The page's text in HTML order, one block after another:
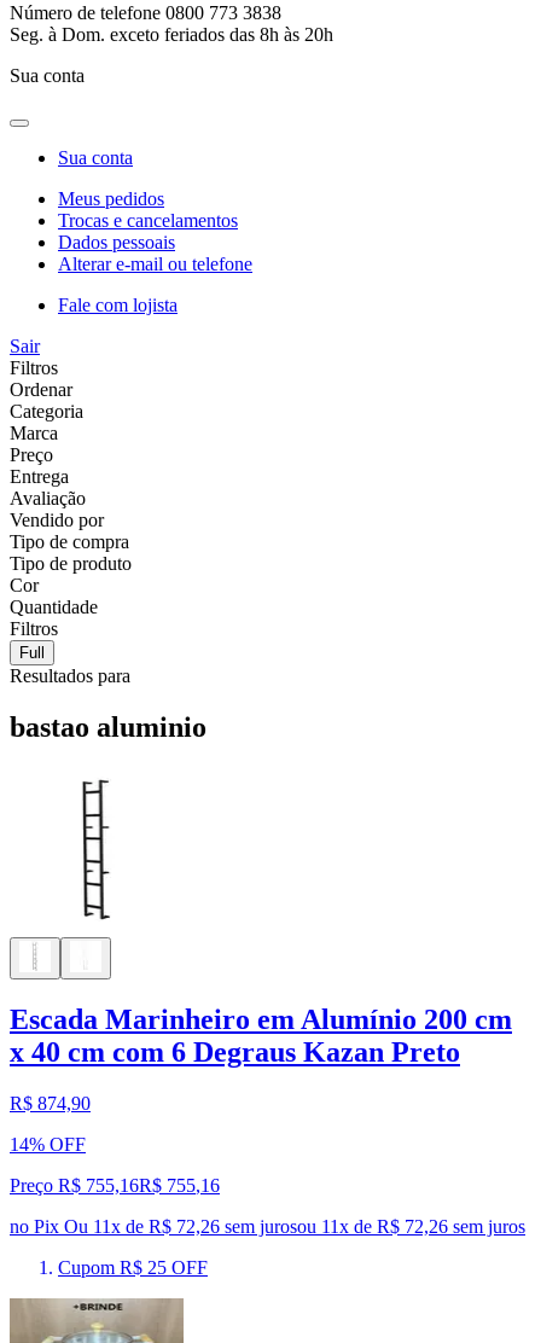
Número de telefone 0800 773 3838
Seg. à Dom. exceto feriados das 8h às 20h
Sua conta
Sua conta
Meus pedidos
Trocas e cancelamentos
Dados pessoais
Alterar e-mail ou telefone
Fale com lojista
Sair
Filtros
Ordenar
Categoria
Marca
Preço
Entrega
Avaliação
Vendido por
Tipo de compra
Tipo de produto
Cor
Quantidade
Filtros
Full
Resultados para
bastao aluminio
Escada Marinheiro em Alumínio 200 cm
x 40 cm com 6 Degraus Kazan Preto
R$ 874,90
14% OFF
Preço R$ 755,16R$ 755,16
no Pix Ou 11x de R$ 72,26 sem jurosou 11x de R$ 72,26 sem juros
Cupom R$ 25 OFF